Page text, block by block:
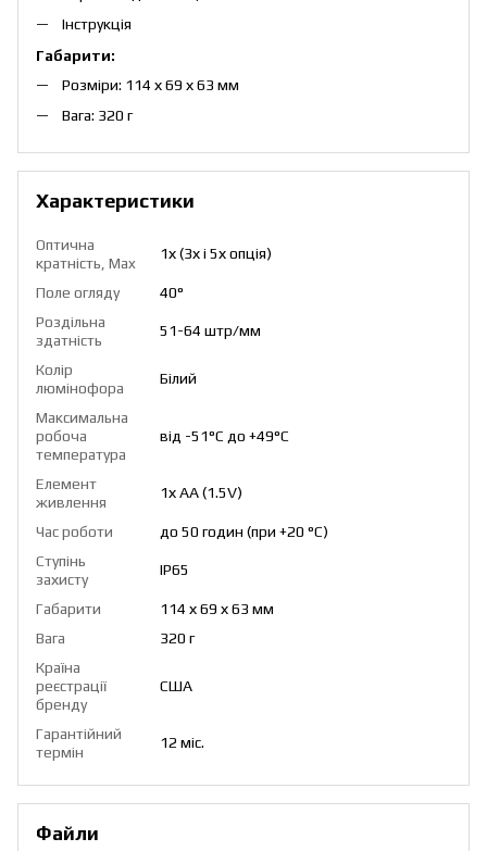
Інструкція
Габарити:
Розміри: 114 х 69 х 63 мм
Вага: 320 г
Характеристики
Оптична
кратність, Max
1х (3х і 5х опція)
Поле огляду
40°
Роздільна
здатність
51-64 штр/мм
Колір
люмінофора
Білий
Максимальна
робоча
температура
від -51°C до +49°C
Елемент
живлення
1х AA (1.5V)
Час роботи
до 50 годин (при +20 °C)
Ступінь
захисту
IP65
Габарити
114 х 69 х 63 мм
Вага
320 г
Країна
реєстрації
бренду
США
Гарантійний
термін
12 міс.
Файли